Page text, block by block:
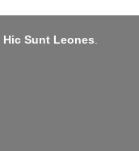
Hic Sunt Leones